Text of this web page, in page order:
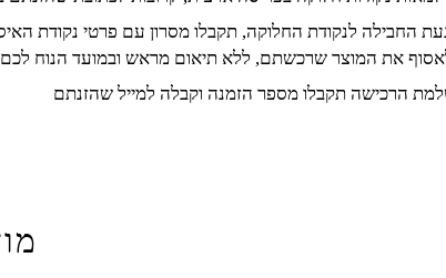
החבילה לנקודת החלוקה, תקבלו מסרון עם פרטי נקודת
את המוצר שרכשתם, ללא תיאום מראש ובמועד הנוח לכם
הרכישה תקבלו מספר הזמנה וקבלה למייל שהזנתם